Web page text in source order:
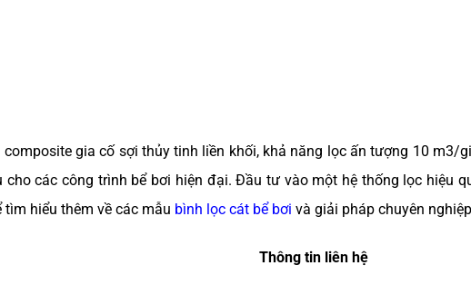
gia cố sợi thủy tinh liền khối, khả năng lọc ấn tượng 10 m3/
các công trình bể bơi hiện đại. Đầu tư vào một hệ thống lọc hiệu
hiểu thêm về các mẫu bình lọc cát bể bơi và giải pháp chuyên
Thông tin liên hệ